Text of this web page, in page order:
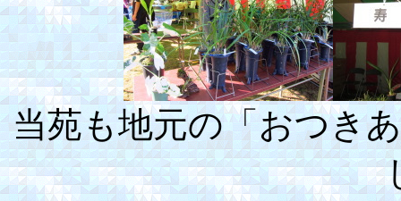
当苑も地元の「おつき